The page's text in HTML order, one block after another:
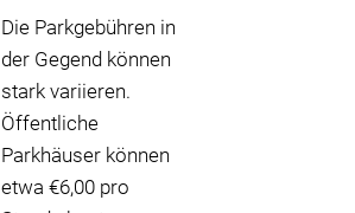
Die Parkgebühren in
der Gegend können
stark variieren.
Öffentliche
Parkhäuser können
etwa €6,00 pro